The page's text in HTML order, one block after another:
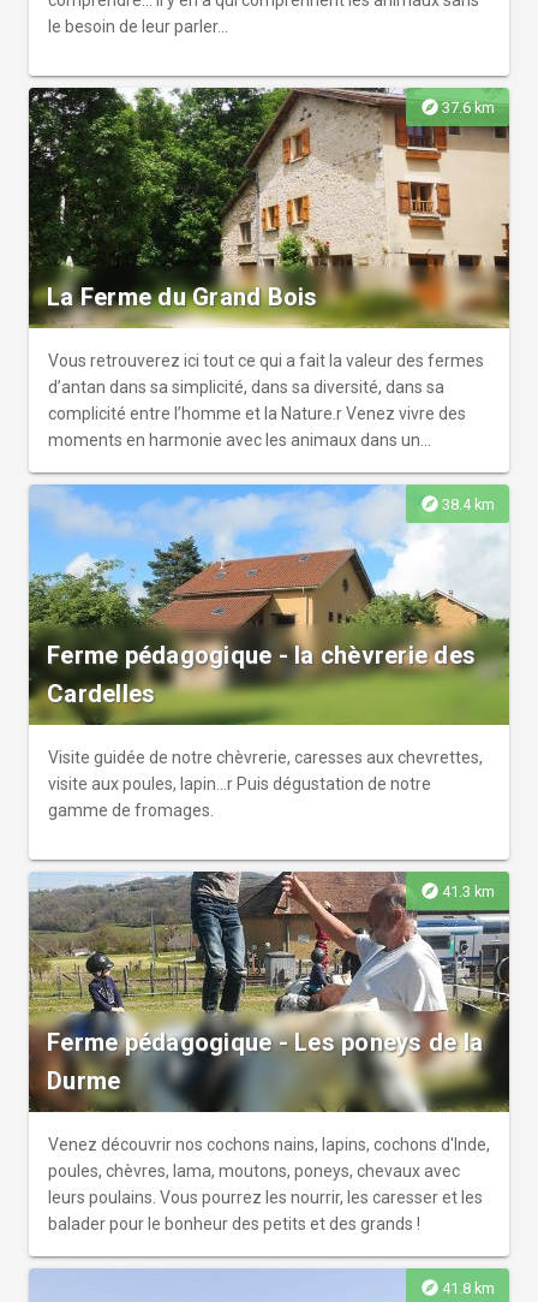
le besoin de leur parler...
explore37.6 km
La Ferme du Grand Bois
Vous retrouverez ici tout ce qui a fait la valeur des fermes
d’antan dans sa simplicité, dans sa diversité, dans sa
complicité entre l’homme et la Nature.r Venez vivre des
moments en harmonie avec les animaux dans un
explore 38.4 km
Ferme pédagogique - la chèvrerie des
Cardelles
Visite guidée de notre chèvrerie, caresses aux chevrettes,
visite aux poules, lapin...r Puis dégustation de notre
gamme de fromages.
explore 41.3 km
Ferme pédagogique - Les poneys de la
Durme
Venez découvrir nos cochons nains, lapins, cochons d'Inde,
poules, chèvres, lama, moutons, poneys, chevaux avec
leurs poulains. Vous pourrez les nourrir, les caresser et les
balader pour le bonheur des petits et des grands !
explore 41.8 km